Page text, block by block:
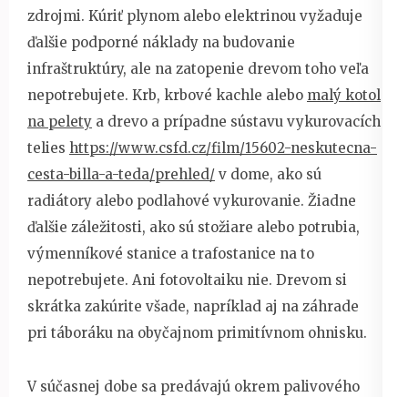
zdrojmi. Kúriť plynom alebo elektrinou vyžaduje
ďalšie podporné náklady na budovanie
infraštruktúry, ale na zatopenie drevom toho veľa
nepotrebujete. Krb, krbové kachle alebo malý kotol
na pelety a drevo a prípadne sústavu vykurovacích
telies https://www.csfd.cz/film/15602-neskutecna-
cesta-billa-a-teda/prehled/ v dome, ako sú
radiátory alebo podlahové vykurovanie. Žiadne
ďalšie záležitosti, ako sú stožiare alebo potrubia,
výmenníkové stanice a trafostanice na to
nepotrebujete. Ani fotovoltaiku nie. Drevom si
skrátka zakúrite všade, napríklad aj na záhrade
pri táboráku na obyčajnom primitívnom ohnisku.
V súčasnej dobe sa predávajú okrem palivového